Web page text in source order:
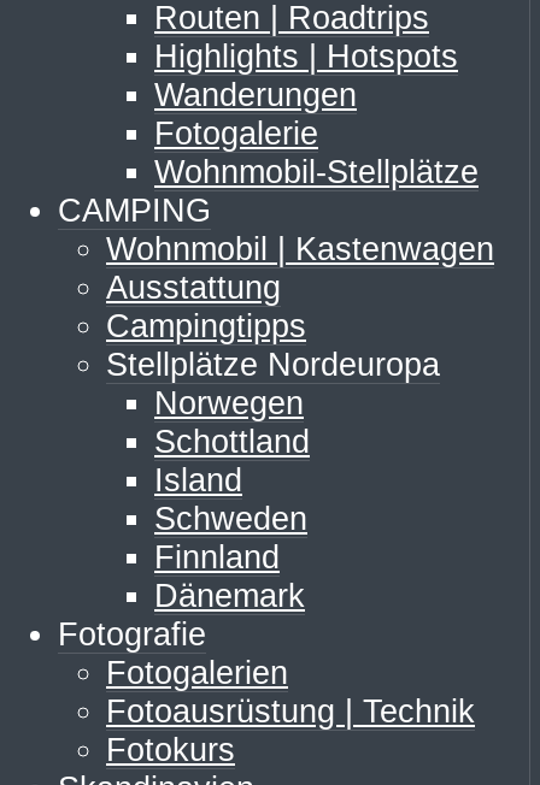
Routen | Roadtrips
Highlights | Hotspots
Wanderungen
Fotogalerie
Wohnmobil-Stellplätze
CAMPING
Wohnmobil | Kastenwagen
Ausstattung
Campingtipps
Stellplätze Nordeuropa
Norwegen
Schottland
Island
Schweden
Finnland
Dänemark
Fotografie
Fotogalerien
Fotoausrüstung | Technik
Fotokurs